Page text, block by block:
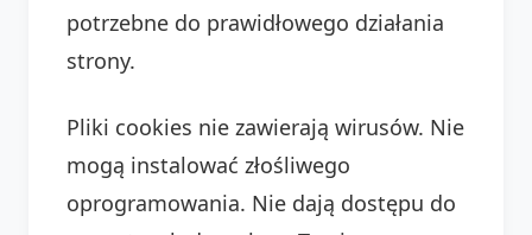
potrzebne do prawidłowego działania
strony.
Pliki cookies nie zawierają wirusów. Nie
mogą instalować złośliwego
oprogramowania. Nie dają dostępu do